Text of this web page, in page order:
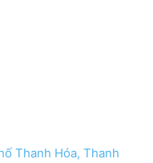
Thanh Hóa, Thanh